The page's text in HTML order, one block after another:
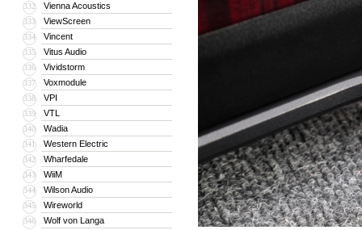
332 Vienna Acoustics
333 ViewScreen
334 Vincent
335 Vitus Audio
336 Vividstorm
337 Voxmodule
338 VPI
339 VTL
340 Wadia
341 Western Electric
342 Wharfedale
343 WiiM
344 Wilson Audio
345 Wireworld
346 Wolf von Langa